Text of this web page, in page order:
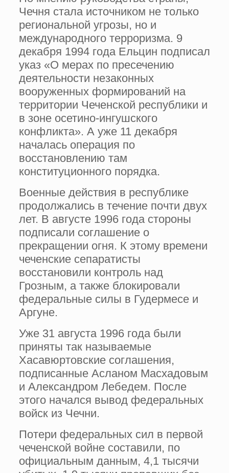
Чечня стала источником не только
региональной угрозы, но и
международного терроризма. 9
декабря 1994 года Ельцин подписал
указ «О мерах по пресечению
деятельности незаконных
вооруженных формирований на
территории Чеченской республики и
в зоне осетино-ингушского
конфликта». А уже 11 декабря
началась операция по
восстановлению там
конституционного порядка.
Военные действия в республике
продолжались в течение почти двух
лет. В августе 1996 года стороны
подписали соглашение о
прекращении огня. К этому времени
чеченские сепаратисты
восстановили контроль над
Грозным, а также блокировали
федеральные силы в Гудермесе и
Аргуне.
Уже 31 августа 1996 года были
приняты так называемые
Хасавюртовские соглашения,
подписанные Асланом Масхадовым
и Александром Лебедем. После
этого начался вывод федеральных
войск из Чечни.
Потери федеральных сил в первой
чеченской войне составили, по
официальным данным, 4,1 тысячи